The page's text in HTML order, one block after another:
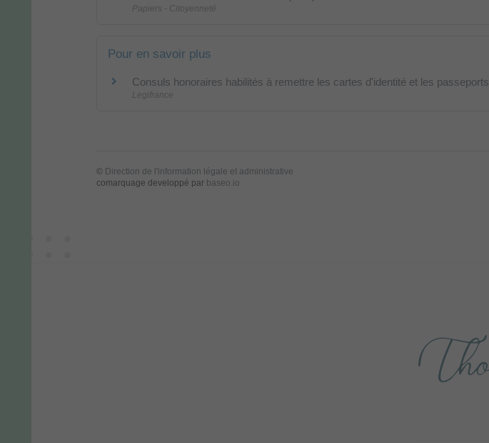
Papiers - Citoyenneté
Pour en savoir plus
Consuls honoraires habilités à remettre les cartes d'identité et les passeports
Legifrance
© Direction de l'information légale et administrative
comarquage developpé par baseo.io